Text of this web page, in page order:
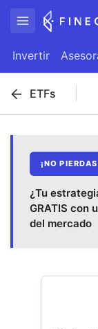
Invertir
ETFs
¡NO
¿Tu
GRATIS con
del mercado